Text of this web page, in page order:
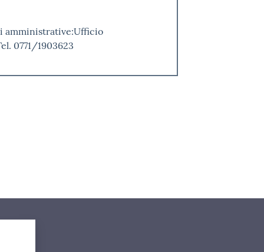
amministrative:Ufficio
0771/1903623